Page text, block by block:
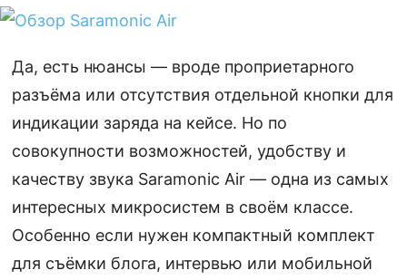
Да, есть нюансы — вроде проприетарного
разъёма или отсутствия отдельной кнопки для
индикации заряда на кейсе. Но по
совокупности возможностей, удобству и
качеству звука Saramonic Air — одна из самых
интересных микросистем в своём классе.
Особенно если нужен компактный комплект
для съёмки блога, интервью или мобильной